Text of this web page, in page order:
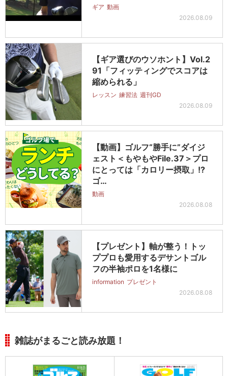
ギア 動画
2026.08.09
【ギア選びのウソホント】Vol.2
91「フィッティングでスコアは
縮められる」
レッスン 練習法 週刊GD
2026.08.09
【動画】ゴルフ“勝手に”ダイジ
ェスト＜もやもやFile.37＞プロ
にとっては「カロリー摂取」!?
ゴ…
動画
2026.08.08
【プレゼント】軸が整う！トッ
ププロも愛用するデサントゴル
フの半袖ポロを1名様に
information プレゼント
2026.08.08
雑誌がまるごと読み放題！